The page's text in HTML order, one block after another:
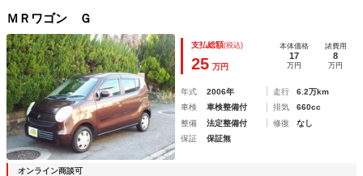
ＭＲワゴン Ｇ
支払総額(税込)
25 万円
本体価格
17
万円
諸費用
8
万円
年式 2006年 走行
6.2万km
車検
車検整備付 排気
660cc
整備
法定整備付 修復
なし
保証
保証無
オンライン商談可